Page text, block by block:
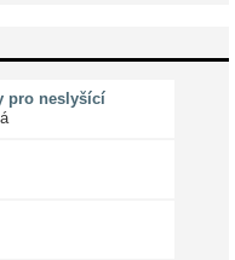
pro neslyšící